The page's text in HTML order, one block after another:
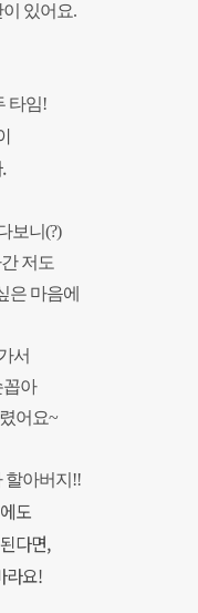
있어요.
타임!
보니(?)
저도
은 마음에
서
꼽아
어요~
할아버지!!
도
다면,
라요!